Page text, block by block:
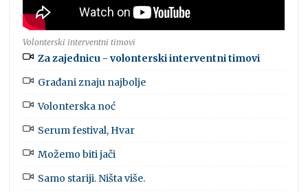
Volonterski interventni timovi
Za zajednicu - volonterski interventni timovi
Građani znaju najbolje
Volonterska noć
Serum festival, Hvar
Možemo biti jači
Samo stariji. Ništa više.